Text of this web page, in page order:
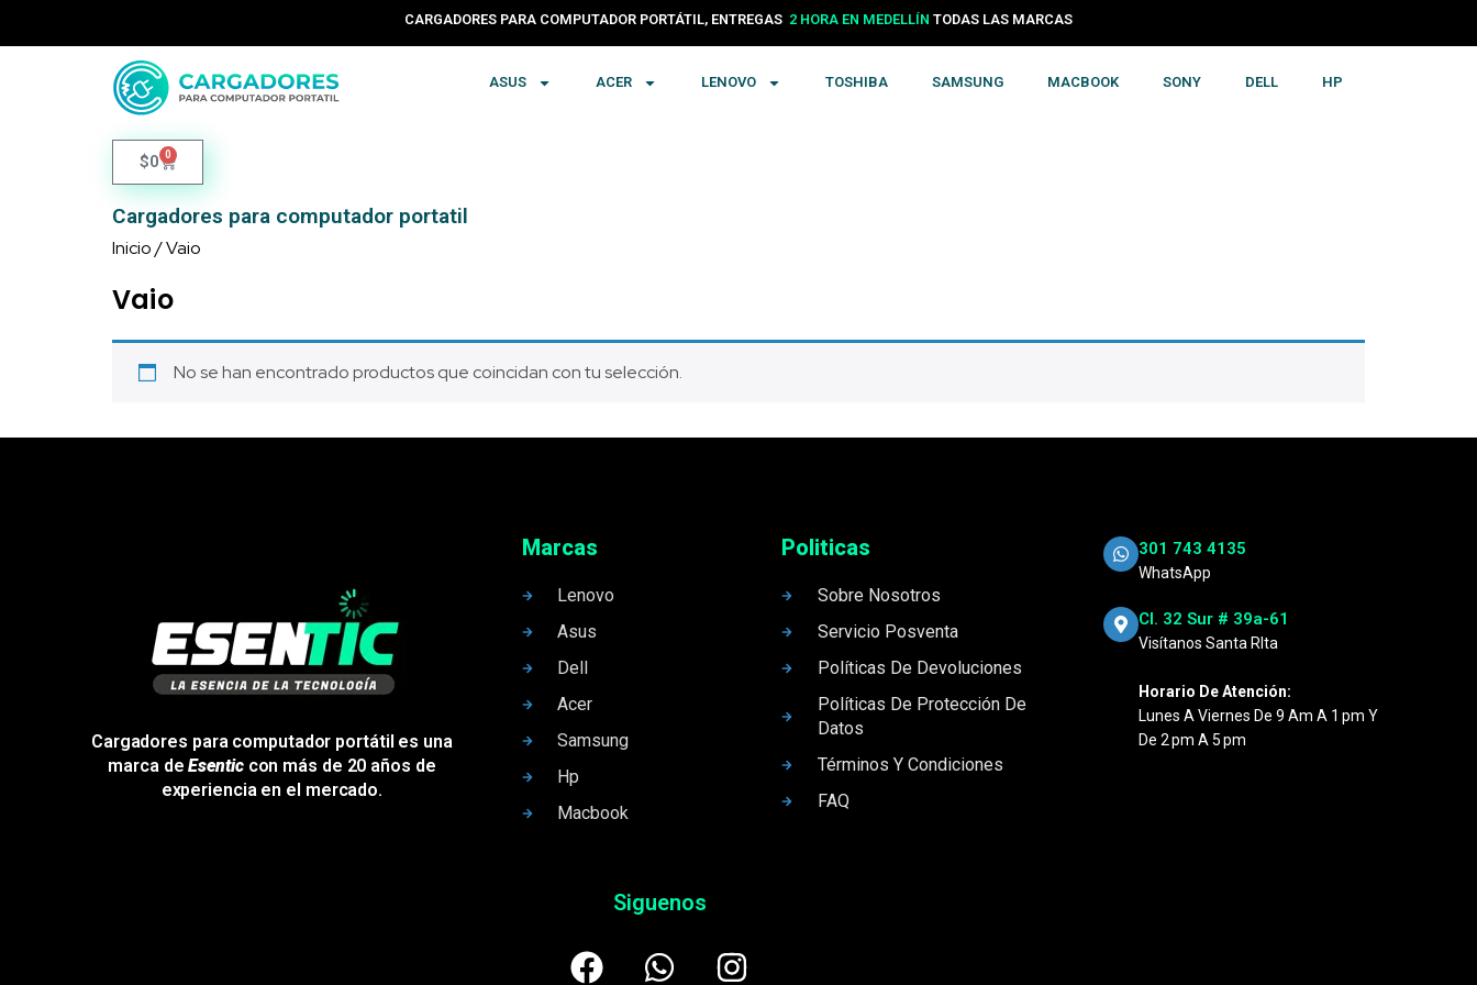
CARGADORES PARA COMPUTADOR PORTÁTIL, ENTREGAS 2 HORA EN MEDELLÍN TODAS LAS MARCAS
ASUS ACER LENOVO TOSHIBA SAMSUNG MACBOOK SONY DELL HP
$0 0
Cargadores para computador portatil
Inicio/ Vaio
Vaio
No se han encontrado productos que coincidan con tu selección.
Cargadores para computador portátil es una
marca deEsenticcon más de 20 años de
experiencia en el mercado.
Marcas
Lenovo
Asus
Dell
Acer
Samsung
Hp
Macbook
Politicas
Sobre Nosotros
Servicio Posventa
Políticas De Devoluciones
Políticas De Protección De
Datos
Términos Y Condiciones
FAQ
301 743 4135
WhatsApp
Cl. 32 Sur # 39a-61
Visítanos Santa RIta
Horario De Atención:
Lunes A Viernes De 9 Am A 1 Pm Y
De 2 Pm A 5 Pm
Siguenos